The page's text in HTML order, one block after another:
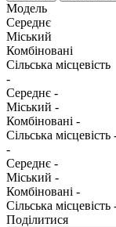
Модель
Середнє
Міський
Комбіновані
Сільська місцевість
-
Середнє -
Міський -
Комбіновані -
Сільська місцевість
-
Середнє -
Міський -
Комбіновані -
Сільська місцевість
Поділитися